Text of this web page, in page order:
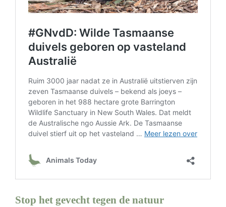
Stop het gevecht tegen de natuur